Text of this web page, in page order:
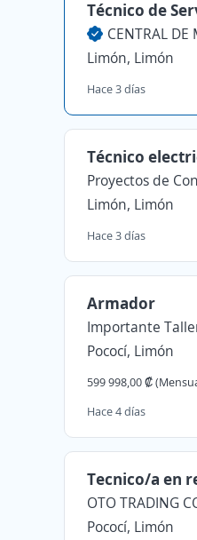
Técnico de
CENTRAL DE
Limón, Limón
Hace 3 días
Técnico
Proyectos de
Limón, Limón
Hace 3 días
Armador
Importante
Pococí, Limón
599 998,00 ₡
Hace 4 días
Tecnico/a en
OTO TRADING
Pococí, Limón